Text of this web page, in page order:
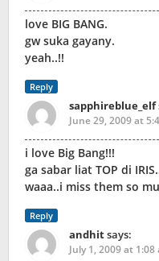
love BIG BANG.
gw suka gayany.
yeah..!!
Reply
sapphireblue_elf
June 29, 2009 at
i love Big Bang!!!
ga sabar liat TOP di
waaa..i miss them so
Reply
andhitsays:
July 1, 2009 at 1:08